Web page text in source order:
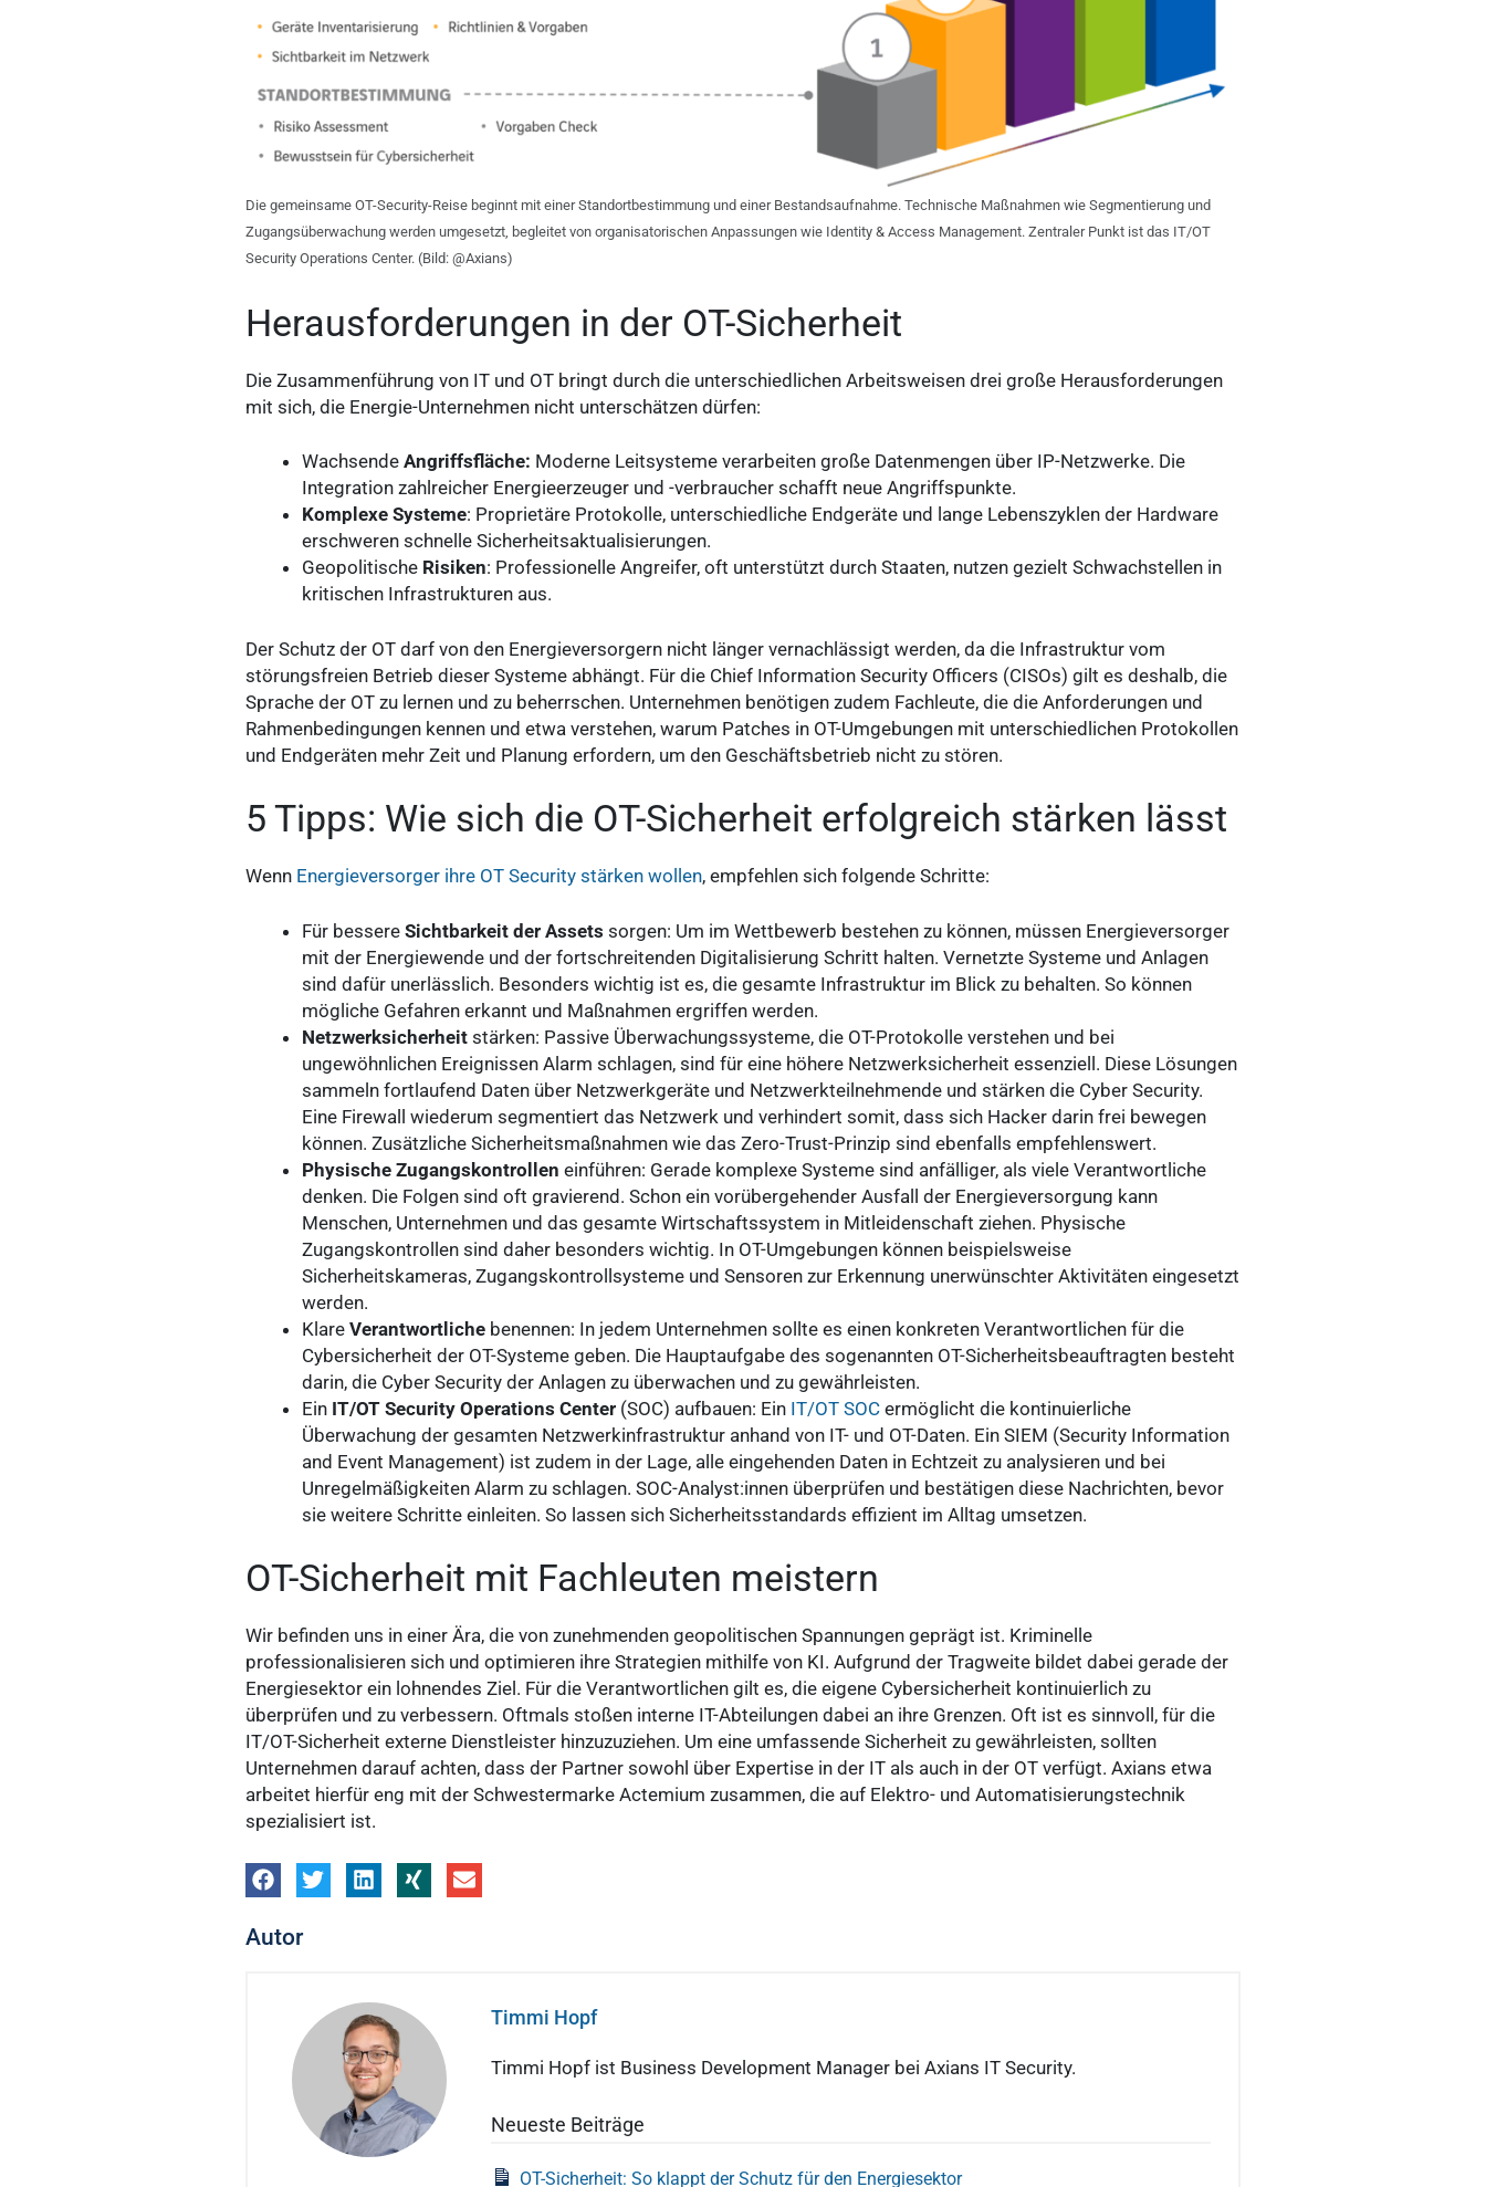
Die gemeinsame OT-Security-Reise beginnt mit einer Standortbestimmung und einer Bestandsaufnahme. Technische Maßnahmen wie Segmentierung und
Zugangsüberwachung werden umgesetzt, begleitet von organisatorischen Anpassungen wie Identity & Access Management. Zentraler Punkt ist das IT/OT
Security Operations Center. (Bild: @Axians)
Herausforderungen in der OT-Sicherheit
Die Zusammenführung von IT und OT bringt durch die unterschiedlichen Arbeitsweisen drei große Herausforderungen
mit sich, die Energie-Unternehmen nicht unterschätzen dürfen:
Wachsende Angriffsfläche: Moderne Leitsysteme verarbeiten große Datenmengen über IP-Netzwerke. Die
Integration zahlreicher Energieerzeuger und -verbraucher schafft neue Angriffspunkte.
Komplexe Systeme: Proprietäre Protokolle, unterschiedliche Endgeräte und lange Lebenszyklen der Hardware
erschweren schnelle Sicherheitsaktualisierungen.
Geopolitische Risiken: Professionelle Angreifer, oft unterstützt durch Staaten, nutzen gezielt Schwachstellen in
kritischen Infrastrukturen aus.
Der Schutz der OT darf von den Energieversorgern nicht länger vernachlässigt werden, da die Infrastruktur vom
störungsfreien Betrieb dieser Systeme abhängt. Für die Chief Information Security Officers (CISOs) gilt es deshalb, die
Sprache der OT zu lernen und zu beherrschen. Unternehmen benötigen zudem Fachleute, die die Anforderungen und
Rahmenbedingungen kennen und etwa verstehen, warum Patches in OT-Umgebungen mit unterschiedlichen Protokollen
und Endgeräten mehr Zeit und Planung erfordern, um den Geschäftsbetrieb nicht zu stören.
5 Tipps: Wie sich die OT-Sicherheit erfolgreich stärken lässt
Wenn Energieversorger ihre OT Security stärken wollen, empfehlen sich folgende Schritte:
Für bessere Sichtbarkeit der Assets sorgen: Um im Wettbewerb bestehen zu können, müssen Energieversorger
mit der Energiewende und der fortschreitenden Digitalisierung Schritt halten. Vernetzte Systeme und Anlagen
sind dafür unerlässlich. Besonders wichtig ist es, die gesamte Infrastruktur im Blick zu behalten. So können
mögliche Gefahren erkannt und Maßnahmen ergriffen werden.
Netzwerksicherheit stärken: Passive Überwachungssysteme, die OT-Protokolle verstehen und bei
ungewöhnlichen Ereignissen Alarm schlagen, sind für eine höhere Netzwerksicherheit essenziell. Diese Lösungen
sammeln fortlaufend Daten über Netzwerkgeräte und Netzwerkteilnehmende und stärken die Cyber Security.
Eine Firewall wiederum segmentiert das Netzwerk und verhindert somit, dass sich Hacker darin frei bewegen
können. Zusätzliche Sicherheitsmaßnahmen wie das Zero-Trust-Prinzip sind ebenfalls empfehlenswert.
Physische Zugangskontrollen einführen: Gerade komplexe Systeme sind anfälliger, als viele Verantwortliche
denken. Die Folgen sind oft gravierend. Schon ein vorübergehender Ausfall der Energieversorgung kann
Menschen, Unternehmen und das gesamte Wirtschaftssystem in Mitleidenschaft ziehen. Physische
Zugangskontrollen sind daher besonders wichtig. In OT-Umgebungen können beispielsweise
Sicherheitskameras, Zugangskontrollsysteme und Sensoren zur Erkennung unerwünschter Aktivitäten eingesetzt
werden.
Klare Verantwortliche benennen: In jedem Unternehmen sollte es einen konkreten Verantwortlichen für die
Cybersicherheit der OT-Systeme geben. Die Hauptaufgabe des sogenannten OT-Sicherheitsbeauftragten besteht
darin, die Cyber Security der Anlagen zu überwachen und zu gewährleisten.
Ein IT/OT Security Operations Center (SOC) aufbauen: Ein IT/OT SOC ermöglicht die kontinuierliche
Überwachung der gesamten Netzwerkinfrastruktur anhand von IT- und OT-Daten. Ein SIEM (Security Information
and Event Management) ist zudem in der Lage, alle eingehenden Daten in Echtzeit zu analysieren und bei
Unregelmäßigkeiten Alarm zu schlagen. SOC-Analyst:innen überprüfen und bestätigen diese Nachrichten, bevor
sie weitere Schritte einleiten. So lassen sich Sicherheitsstandards effizient im Alltag umsetzen.
OT-Sicherheit mit Fachleuten meistern
Wir befinden uns in einer Ära, die von zunehmenden geopolitischen Spannungen geprägt ist. Kriminelle
professionalisieren sich und optimieren ihre Strategien mithilfe von KI. Aufgrund der Tragweite bildet dabei gerade der
Energiesektor ein lohnendes Ziel. Für die Verantwortlichen gilt es, die eigene Cybersicherheit kontinuierlich zu
überprüfen und zu verbessern. Oftmals stoßen interne IT-Abteilungen dabei an ihre Grenzen. Oft ist es sinnvoll, für die
IT/OT-Sicherheit externe Dienstleister hinzuzuziehen. Um eine umfassende Sicherheit zu gewährleisten, sollten
Unternehmen darauf achten, dass der Partner sowohl über Expertise in der IT als auch in der OT verfügt. Axians etwa
arbeitet hierfür eng mit der Schwestermarke Actemium zusammen, die auf Elektro- und Automatisierungstechnik
spezialisiert ist.
Autor
Timmi Hopf
Timmi Hopf ist Business Development Manager bei Axians IT Security.
Neueste Beiträge
OT-Sicherheit: So klappt der Schutz für den Energiesektor